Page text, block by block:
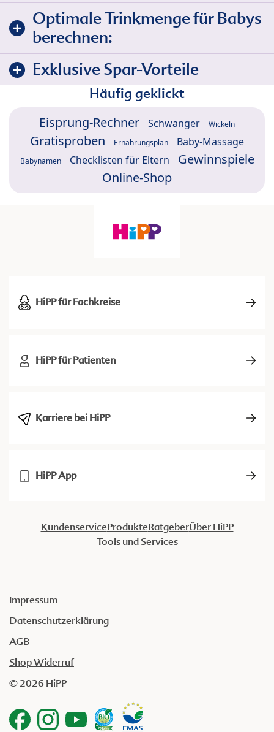
Optimale Trinkmenge für Babys
berechnen:
Exklusive Spar-Vorteile
Häufig geklickt
Eisprung-Rechner Schwanger Wickeln
Gratisproben Ernährungsplan Baby-Massage
Babynamen Checklisten für Eltern
Gewinnspiele
Online-Shop
HiPP für Fachkreise
HiPP für Patienten
Karriere bei HiPP
HiPP App
KundenserviceProdukteRatgeberÜber HiPP
Tools und Services
Impressum
Datenschutzerklärung
AGB
Shop Widerruf
© 2026 HiPP